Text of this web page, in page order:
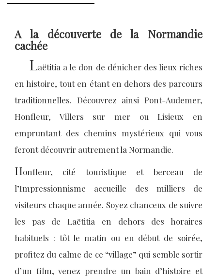
A la découverte de la Normandie
cachée
Laëtitia a le don de dénicher des lieux riches
en histoire, tout en étant en dehors des parcours
traditionnelles. Découvrez ainsi Pont-Audemer,
Honfleur, Villers sur mer ou Lisieux en
empruntant des chemins mystérieux qui vous
feront découvrir autrement la Normandie.
Honfleur, cité touristique et berceau de
l’Impressionnisme accueille des milliers de
visiteurs chaque année. Soyez chanceux de suivre
les pas de Laëtitia en dehors des horaires
habituels : tôt le matin ou en début de soirée,
profitez du calme de ce “village” qui semble sortir
d’un film, venez prendre un bain d’histoire et